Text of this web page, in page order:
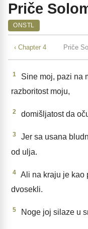
Priče
ONSTL
‹ Chapter 4 Priče
1
Sine moj, pazi na
razboritost moju,
2 domišljatost da
3
Jer sa usana
od ulja.
4
Ali na kraju je kao
dvosekli.
5 Noge joj silaze u